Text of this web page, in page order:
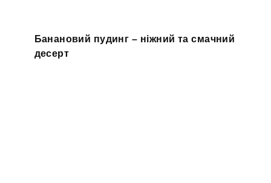
Банановий пудинг – ніжний та смачний
десерт